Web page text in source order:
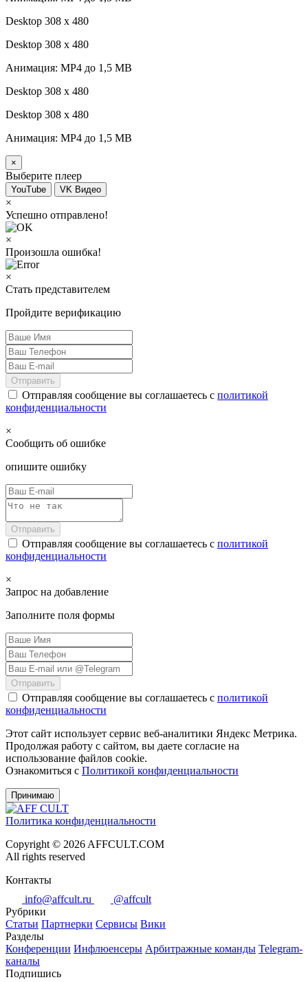
Desktop 308 х 480
Desktop 308 х 480
Анимация: MP4 до 1,5 MB
Desktop 308 х 480
Desktop 308 х 480
Анимация: MP4 до 1,5 MB
×
Выберите плеер
YouTube VK Видео
×
Успешно отправлено!
×
Произошла ошибка!
×
Стать представителем
Пройдите верификацию
Отправить
Отправляя сообщение вы соглашаетесь с политикой
конфиденциальности
×
Сообщить об ошибке
опишите ошибку
Отправить
Отправляя сообщение вы соглашаетесь с политикой
конфиденциальности
×
Запрос на добавление
Заполните поля формы
Отправить
Отправляя сообщение вы соглашаетесь с политикой
конфиденциальности
Этот сайт использует сервис веб-аналитики Яндекс Метрика.
Продолжая работу с сайтом, вы даете согласие на
использование файлов cookie.
Ознакомиться с Политикой конфиденциальности
Принимаю
Политика конфиденциальности
Copyright © 2026 AFFCULT.COM
All rights reserved
Контакты
info@affcult.ru
@affcult
Рубрики
Статьи Партнерки Сервисы Вики
Разделы
Конференции Инфлюенсеры Арбитражные команды Telegram-
каналы
Подпишись